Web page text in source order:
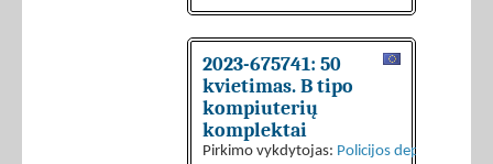
2023-675741: 50
kvietimas. B tipo
kompiuterių
komplektai
Pirkimo vykdytojas: Policijos